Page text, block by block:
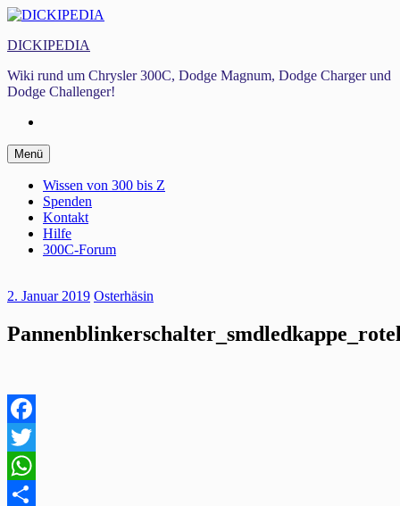
Zum
springen
DICKIPEDIA
Wiki rund um Chrysler 300C, Dodge Magnum, Dodge Charger und
Dodge Challenger!
Menü Zum
Inhalt
springen
Wissen von 300 bis Z
Spenden
Kontakt
Hilfe
300C-Forum
2. Januar 2019 Osterhäsin
Facebook
Twitter
WhatsApp